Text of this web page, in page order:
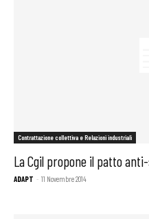
Contrattazione collettiva e Relazioni industriali
La Cgil propone il patto
ADAPT - 11 Novembre 2014